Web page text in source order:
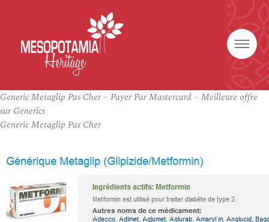
Generic Metaglip Pas Cher – Payer Par Mastercard – Meilleure offre
sur Generics
Generic Metaglip Pas Cher